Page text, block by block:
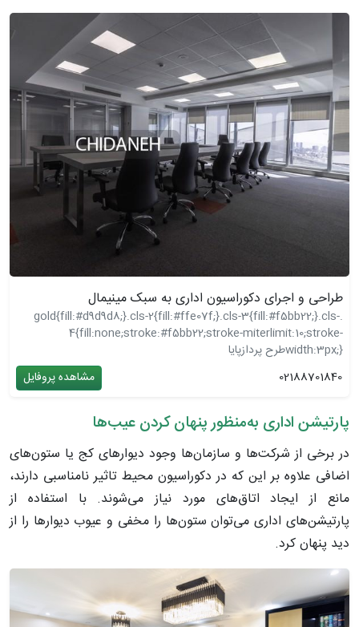
طراحی و اجرای دکوراسیون اداری به سبک مینیمال
.gold{fill:#d9d9d8;}.cls-2{fill:#ffe07f;}.cls-3{fill:#f5bb22;}.cls-
4{fill:none;stroke:#f5bb22;stroke-miterlimit:10;stroke-
width:3px;}طرح پردازپایا
02188701840
مشاهده پروفایل
پارتیشن اداری به‌منظور پنهان کردن عیب‌ها
در برخی از شرکت‌ها و سازمان‌ها وجود دیوارهای کج یا ستون‌های
اضافی علاوه بر این که در دکوراسیون محیط تاثیر نامناسبی دارند،
مانع از ایجاد اتاق‌های مورد نیاز می‌شوند. با استفاده از
پارتیشن‌های اداری می‌توان ستون‌ها را مخفی و عیوب دیوارها را از
دید پنهان کرد.